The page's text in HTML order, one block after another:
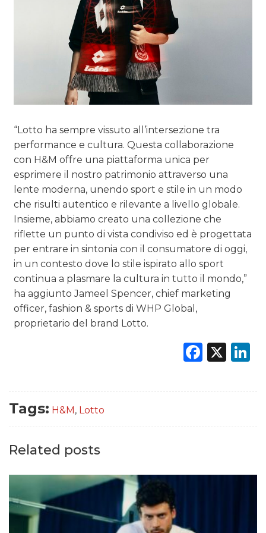
“Lotto ha sempre vissuto all’intersezione tra
performance e cultura. Questa collaborazione
con H&M offre una piattaforma unica per
esprimere il nostro patrimonio attraverso una
lente moderna, unendo sport e stile in un modo
che risulti autentico e rilevante a livello globale.
Insieme, abbiamo creato una collezione che
riflette un punto di vista condiviso ed è progettata
per entrare in sintonia con il consumatore di oggi,
in un contesto dove lo stile ispirato allo sport
continua a plasmare la cultura in tutto il mondo,”
ha aggiunto Jameel Spencer, chief marketing
officer, fashion & sports di WHP Global,
proprietario del brand Lotto.
X
Tags: H&M, Lotto
Related posts